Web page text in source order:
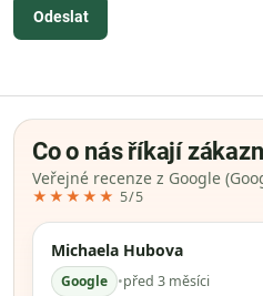
Odeslat
Co o nás říkají
Veřejné recenze z Google
★★★★★ 5/5
Michaela Hubova
Google •před 3 měsíci